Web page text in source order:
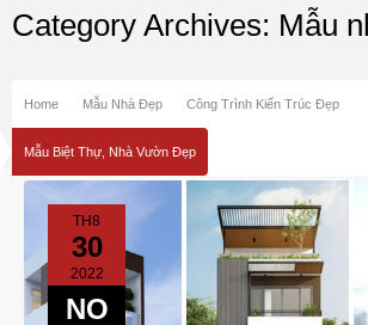
Category Archives: Mẫu
Home Mẫu Nhà Đẹp Công Trình Kiến Trúc Đẹp
Mẫu Biệt Thự, Nhà Vườn Đẹp
TH8
30
2022
NO